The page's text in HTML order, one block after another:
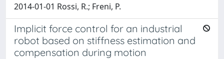
2014-01-01 Rossi, R.; Freni, P.
Implicit force control for an industrial
robot based on stiffness estimation and
compensation during motion